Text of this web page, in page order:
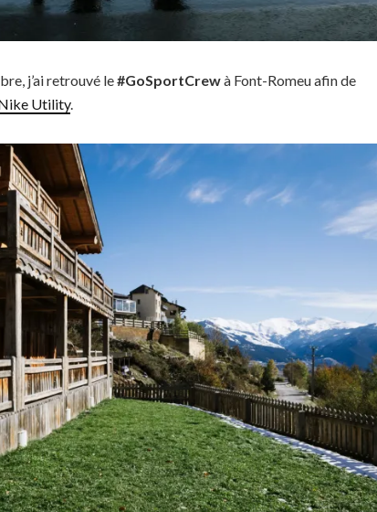
j’ai retrouvé le#GoSportCrewà Font-Romeu afin de
Utility.